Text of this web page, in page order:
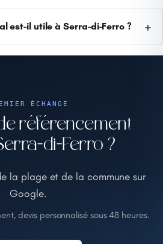
est-il utile à Serra-di-Ferro ?
ÉCHANGE
référencement
di-Ferro ?
la plage et de la commune sur
Google.
devis personnalisé sous 48 heures.